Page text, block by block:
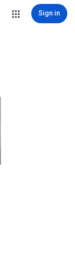
Sign in